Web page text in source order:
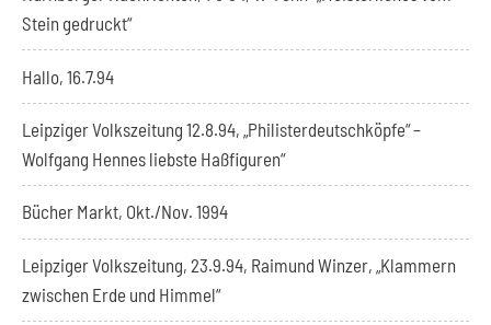
Stein gedruckt“
Hallo, 16.7.94
Leipziger Volkszeitung 12.8.94, „Philisterdeutschköpfe“ –
Wolfgang Hennes liebste Haßfiguren“
Bücher Markt, Okt./Nov. 1994
Leipziger Volkszeitung, 23.9.94, Raimund Winzer, „Klammern
zwischen Erde und Himmel“